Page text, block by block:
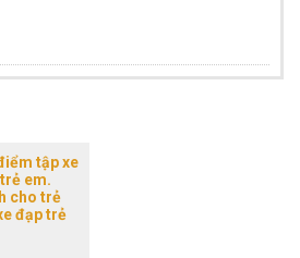
tập xe
em.
cho trẻ
đạp trẻ